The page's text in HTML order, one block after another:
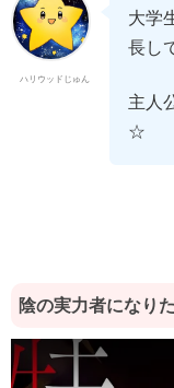
ハリウッドじゅん
大学
長し
主人
☆
陰の実力者になり